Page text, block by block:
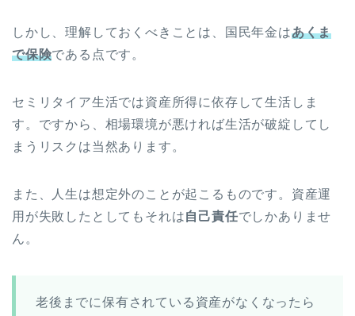
しかし、理解しておくべきことは、国民年金はあくま
で保険である点です。
セミリタイア生活では資産所得に依存して生活しま
す。ですから、相場環境が悪ければ生活が破綻してし
まうリスクは当然あります。
また、人生は想定外のことが起こるものです。資産運
用が失敗したとしてもそれは自己責任でしかありませ
ん。
老後までに保有されている資産がなくなったら